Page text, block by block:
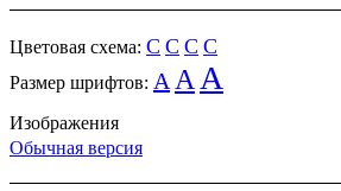
Цветовая схема: C C C C
Размер шрифтов: A A A
Изображения
Обычная версия